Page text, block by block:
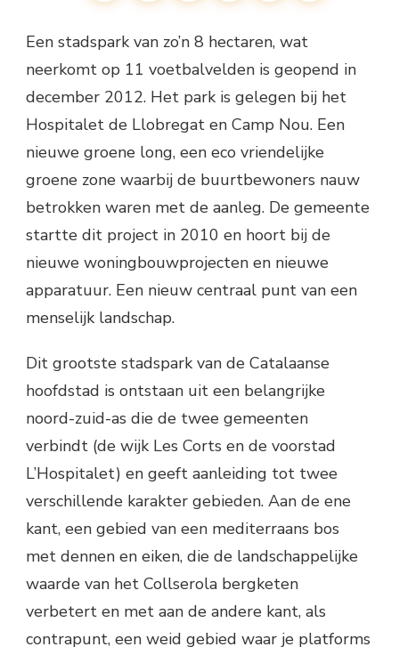
Een stadspark van zo’n 8 hectaren, wat
neerkomt op 11 voetbalvelden is geopend in
december 2012. Het park is gelegen bij het
Hospitalet de Llobregat en Camp Nou. Een
nieuwe groene long, een eco vriendelijke
groene zone waarbij de buurtbewoners nauw
betrokken waren met de aanleg. De gemeente
startte dit project in 2010 en hoort bij de
nieuwe woningbouwprojecten en nieuwe
apparatuur. Een nieuw centraal punt van een
menselijk landschap.
Dit grootste stadspark van de Catalaanse
hoofdstad is ontstaan ​​uit een belangrijke
noord-zuid-as die de twee gemeenten
verbindt (de wijk Les Corts en de voorstad
L’Hospitalet) en geeft aanleiding tot twee
verschillende karakter gebieden. Aan de ene
kant, een gebied van een mediterraans bos
met dennen en eiken, die de landschappelijke
waarde van het Collserola bergketen
verbetert en met aan de andere kant, als
contrapunt, een weid gebied waar je platforms